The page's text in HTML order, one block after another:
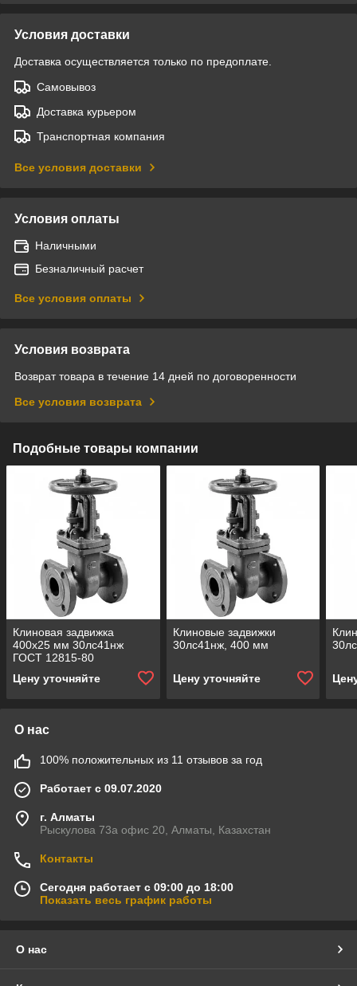
Условия доставки
Доставка осуществляется только по предоплате.
Самовывоз
Доставка курьером
Транспортная компания
Все условия доставки
Условия оплаты
Наличными
Безналичный расчет
Все условия оплаты
Условия возврата
Возврат товара в течение 14 дней по договоренности
Все условия возврата
Подобные товары компании
Клиновая задвижка
400x25 мм 30лс41нж
ГОСТ 12815-80
Цену уточняйте
Клиновые задвижки
30лс41нж, 400 мм
Цену уточняйте
О нас
100% положительных из 11 отзывов за год
Работает с 09.07.2020
г. Алматы
Рыскулова 73а офис 20, Алматы, Казахстан
Контакты
Сегодня работает с 09:00 до 18:00
Показать весь график работы
О нас